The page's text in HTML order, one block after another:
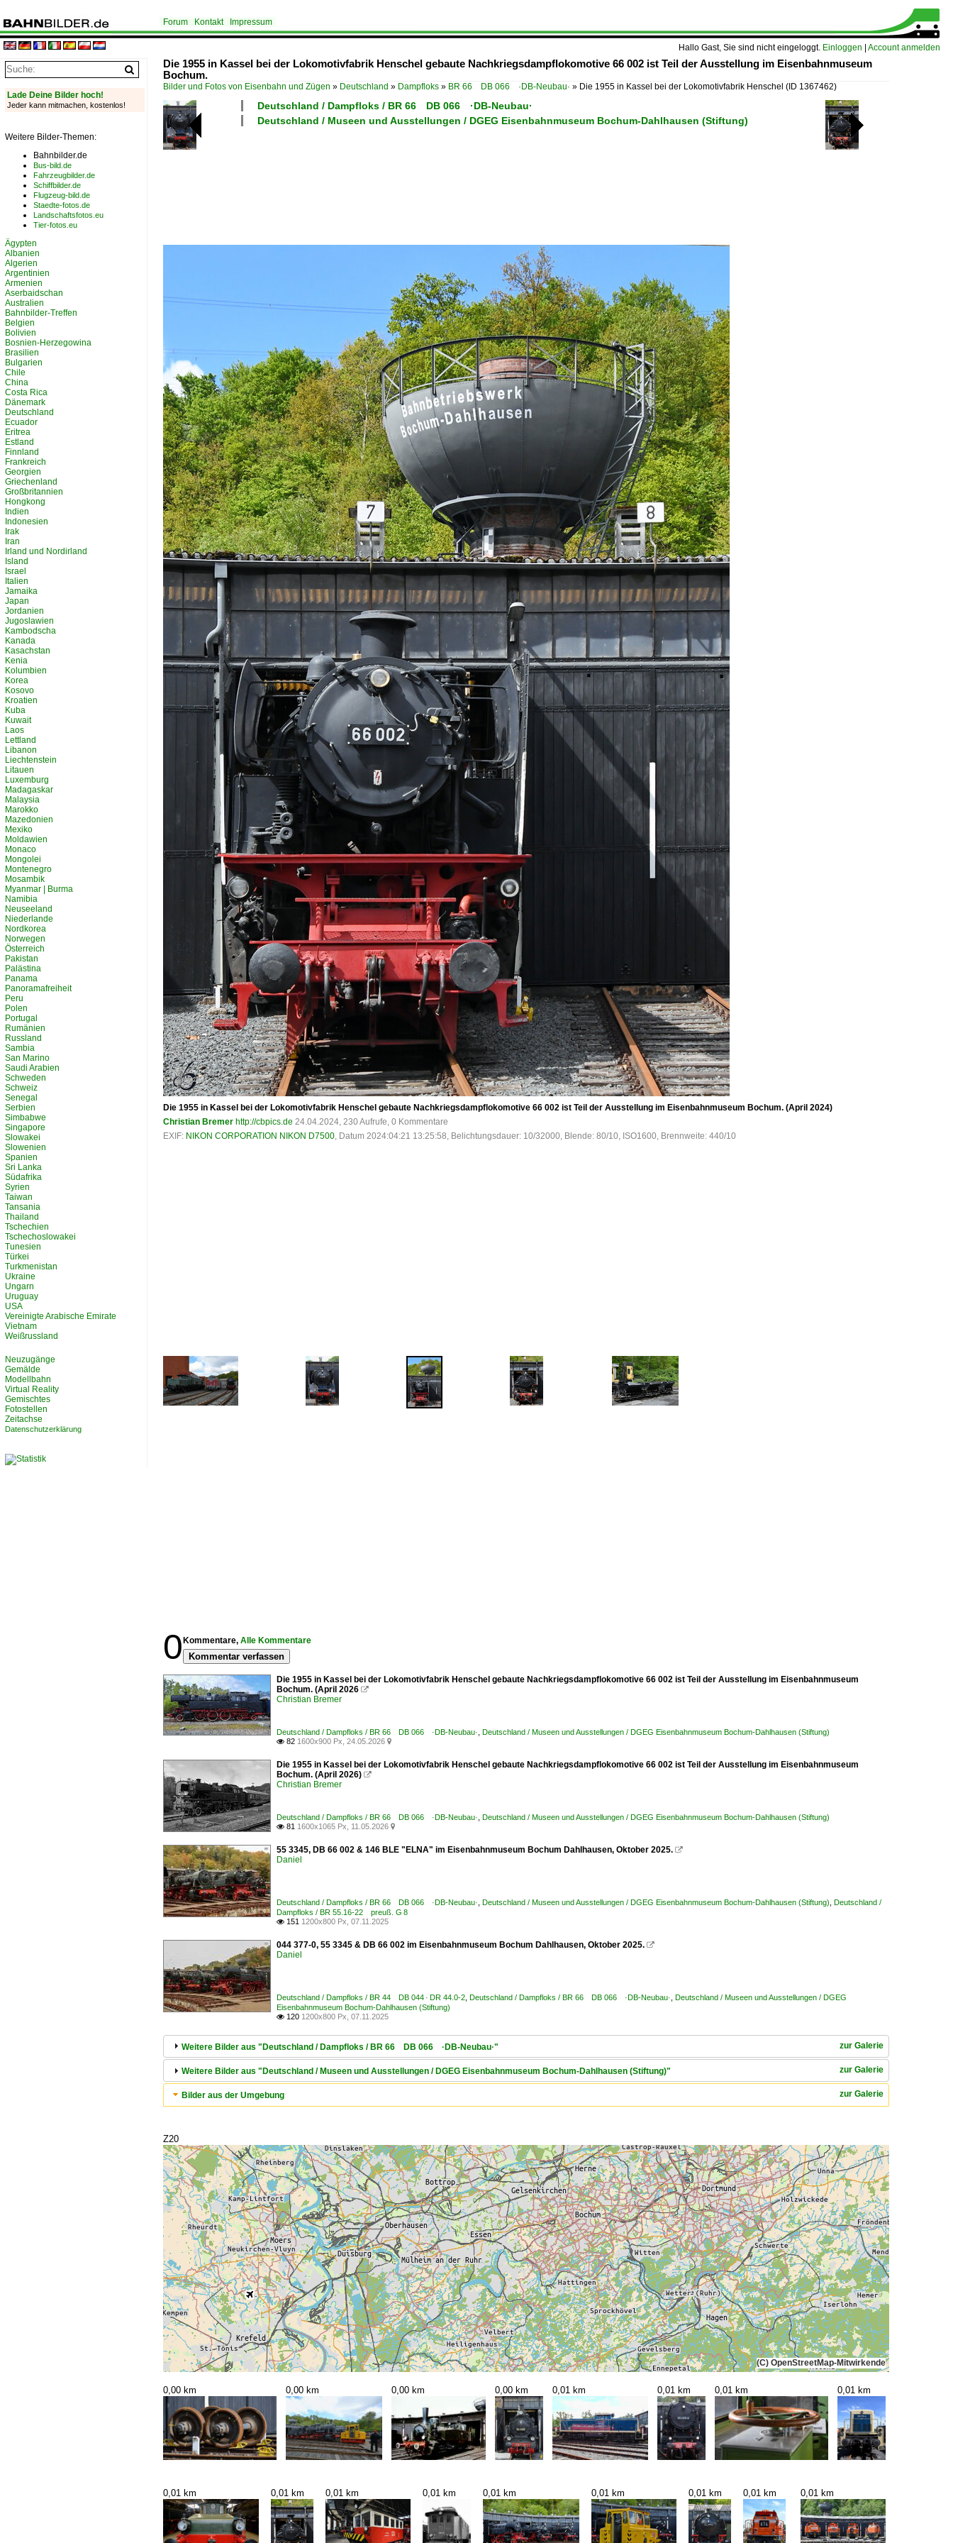
Hallo Gast, Sie sind nicht eingeloggt. Einloggen Account anmelden
Forum Kontakt Impressum
Die 1955 in Kassel bei der Lokomotivfabrik Henschel gebaute Nachkriegsdampflokomotive 66 002 ist Teil der Ausstellung im Eisenbahnmuseum
Bochum.
Bilder und Fotos von Eisenbahn und Zügen » Deutschland » Dampfloks » BR 66 DB 066 ·DB-Neubau· » Die 1955 in Kassel bei der Lokomotivfabrik Henschel (ID 1367462)
Deutschland / Dampfloks / BR 66 DB 066 ·DB-Neubau·
Deutschland / Museen und Ausstellungen / DGEG Eisenbahnmuseum Bochum-Dahlhausen (Stiftung)
Die 1955 in Kassel bei der Lokomotivfabrik Henschel gebaute Nachkriegsdampflokomotive 66 002 ist Teil der Ausstellung im Eisenbahnmuseum Bochum. (April 2024)
Christian Bremer http://cbpics.de 24.04.2024, 230 Aufrufe, 0 Kommentare
EXIF: NIKON CORPORATION NIKON D7500, Datum 2024:04:21 13:25:58, Belichtungsdauer: 10/32000, Blende: 80/10, ISO1600, Brennweite: 440/10
0 Kommentare, Alle Kommentare
Kommentar verfassen
Die 1955 in Kassel bei der Lokomotivfabrik Henschel gebaute Nachkriegsdampflokomotive 66 002 ist Teil der Ausstellung im Eisenbahnmuseum
Bochum. (April 2026 
Christian Bremer
Deutschland / Dampfloks / BR 66 DB 066 ·DB-Neubau· Deutschland / Museen und Ausstellungen / DGEG Eisenbahnmuseum Bochum-Dahlhausen (Stiftung)
 82 1600x900 Px, 24.05.2026 
Die 1955 in Kassel bei der Lokomotivfabrik Henschel gebaute Nachkriegsdampflokomotive 66 002 ist Teil der Ausstellung im Eisenbahnmuseum
Bochum. (April 2026) 
Christian Bremer
Deutschland / Dampfloks / BR 66 DB 066 ·DB-Neubau· Deutschland / Museen und Ausstellungen / DGEG Eisenbahnmuseum Bochum-Dahlhausen (Stiftung)
 81 1600x1065 Px, 11.05.2026 
55 3345, DB 66 002 & 146 BLE "ELNA" im Eisenbahnmuseum Bochum Dahlhausen, Oktober 2025. 
Daniel
Deutschland / Dampfloks / BR 66 DB 066 ·DB-Neubau· Deutschland / Museen und Ausstellungen / DGEG Eisenbahnmuseum Bochum-Dahlhausen (Stiftung) Deutschland /
Dampfloks / BR 55.16-22 preuß. G 8
 151 1200x800 Px, 07.11.2025
044 377-0, 55 3345 & DB 66 002 im Eisenbahnmuseum Bochum Dahlhausen, Oktober 2025. 
Daniel
Deutschland / Dampfloks / BR 44 DB 044 · DR 44.0-2 Deutschland / Dampfloks / BR 66 DB 066 ·DB-Neubau· Deutschland / Museen und Ausstellungen / DGEG
Eisenbahnmuseum Bochum-Dahlhausen (Stiftung)
 120 1200x800 Px, 07.11.2025
zur Galerie
Weitere Bilder aus "Deutschland / Dampfloks / BR 66 DB 066 ·DB-Neubau·"
zur Galerie
Weitere Bilder aus "Deutschland / Museen und Ausstellungen / DGEG Eisenbahnmuseum Bochum-Dahlhausen (Stiftung)"
zur Galerie
Bilder aus der Umgebung
Z20
(C) OpenStreetMap-Mitwirkende
0,00 km 0,00 km 0,00 km 0,00 km 0,01 km 0,01 km 0,01 km 0,01 km
0,01 km 0,01 km 0,01 km 0,01 km 0,01 km 0,01 km 0,01 km 0,01 km 0,01 km
Lade Deine Bilder hoch!
Jeder kann mitmachen, kostenlos!
Weitere Bilder-Themen:
Bahnbilder.de
Bus-bild.de
Fahrzeugbilder.de
Schiffbilder.de
Flugzeug-bild.de
Staedte-fotos.de
Landschaftsfotos.eu
Tier-fotos.eu
Ägypten
Albanien
Algerien
Argentinien
Armenien
Aserbaidschan
Australien
Bahnbilder-Treffen
Belgien
Bolivien
Bosnien-Herzegowina
Brasilien
Bulgarien
Chile
China
Costa Rica
Dänemark
Deutschland
Ecuador
Eritrea
Estland
Finnland
Frankreich
Georgien
Griechenland
Großbritannien
Hongkong
Indien
Indonesien
Irak
Iran
Irland und Nordirland
Island
Israel
Italien
Jamaika
Japan
Jordanien
Jugoslawien
Kambodscha
Kanada
Kasachstan
Kenia
Kolumbien
Korea
Kosovo
Kroatien
Kuba
Kuwait
Laos
Lettland
Libanon
Liechtenstein
Litauen
Luxemburg
Madagaskar
Malaysia
Marokko
Mazedonien
Mexiko
Moldawien
Monaco
Mongolei
Montenegro
Mosambik
Myanmar | Burma
Namibia
Neuseeland
Niederlande
Nordkorea
Norwegen
Österreich
Pakistan
Palästina
Panama
Panoramafreiheit
Peru
Polen
Portugal
Rumänien
Russland
Sambia
San Marino
Saudi Arabien
Schweden
Schweiz
Senegal
Serbien
Simbabwe
Singapore
Slowakei
Slowenien
Spanien
Sri Lanka
Südafrika
Syrien
Taiwan
Tansania
Thailand
Tschechien
Tschechoslowakei
Tunesien
Türkei
Turkmenistan
Ukraine
Ungarn
Uruguay
USA
Vereinigte Arabische Emirate
Vietnam
Weißrussland
Neuzugänge
Gemälde
Modellbahn
Virtual Reality
Gemischtes
Fotostellen
Zeitachse
Datenschutzerklärung